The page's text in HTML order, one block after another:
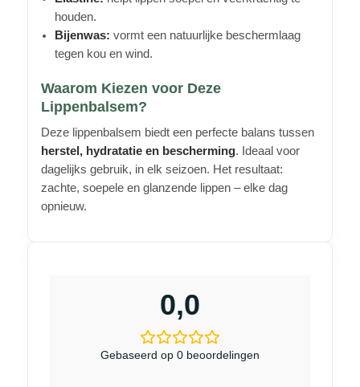
houden.
Bijenwas: vormt een natuurlijke beschermlaag
tegen kou en wind.
Waarom Kiezen voor Deze
Lippenbalsem?
Deze lippenbalsem biedt een perfecte balans tussen
herstel, hydratatie en bescherming. Ideaal voor
dagelijks gebruik, in elk seizoen. Het resultaat:
zachte, soepele en glanzende lippen – elke dag
opnieuw.
0,0
Gebaseerd op 0 beoordelingen